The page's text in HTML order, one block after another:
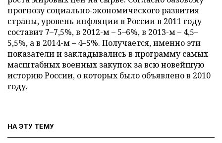
прогнозу социально-экономического развития
страны, уровень инфляции в России в 2011 году
составит 7–7,5%, в 2012-м – 5–6%, в 2013-м – 4,5–
5,5%, а в 2014-м – 4–5%. Получается, именно эти
показатели и закладывались в программу самых
масштабных военных закупок за всю новейшую
историю России, о которых было объявлено в 2010
году.
НА ЭТУ ТЕМУ